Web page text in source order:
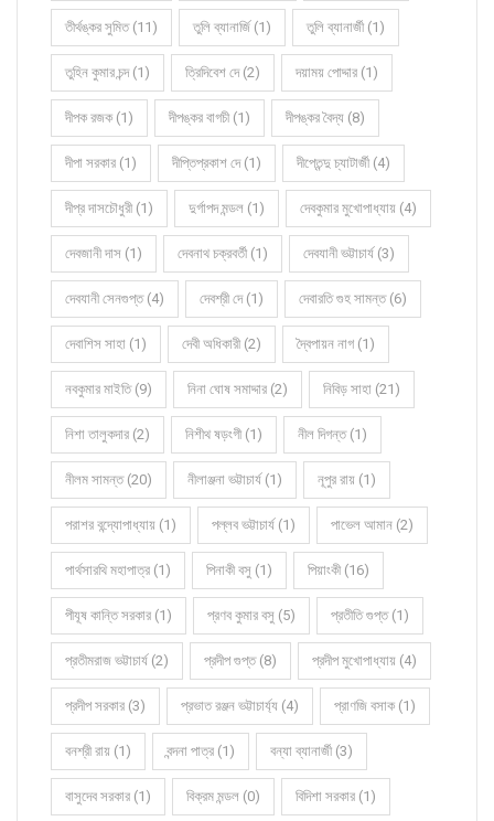
তীর্থঙ্কর সুমিত (11) তুলি ব্যানার্জি (1) তুলি ব্যানার্জী (1)
তুহিন কুমার চন্দ (1) ত্রিদিবেশ দে (2) দয়াময় পোদ্দার (1)
দীপক রজক (1) দীপঙ্কর বাগচী (1) দীপঙ্কর বৈদ্য (8)
দীপা সরকার (1) দীপ্তিপ্রকাশ দে (1) দীপ্তেন্দু চ্যাটার্জী (4)
দীপ্র দাসচৌধুরী (1) দুর্গাপদ মন্ডল (1) দেবকুমার মুখোপাধ্যায় (4)
দেবজানী দাস (1) দেবনাথ চক্রবর্তী (1) দেবযানী ভট্টাচার্য (3)
দেবযানী সেনগুপ্ত (4) দেবশ্রী দে (1) দেবারতি গুহ সামন্ত (6)
দেবাশিস সাহা (1) দেবী অধিকারী (2) দ্বৈপায়ন নাগ (1)
নবকুমার মাইতি (9) নিনা ঘোষ সমাদ্দার (2) নিবিড় সাহা (21)
নিশা তালুকদার (2) নিশীথ ষড়ংগী (1) নীল দিগন্ত (1)
নীলম সামন্ত (20) নীলাঞ্জনা ভট্টাচার্য (1) নূপুর রায় (1)
পরাশর বন্দ্যোপাধ্যায় (1) পল্লব ভট্টাচার্য (1) পাভেল আমান (2)
পার্থসারথি মহাপাত্র (1) পিনাকী বসু (1) পিয়াংকী (16)
পীযূষ কান্তি সরকার (1) প্রণব কুমার বসু (5) প্রতীতি গুপ্ত (1)
প্রতীমরাজ ভট্টাচার্য (2) প্রদীপ গুপ্ত (8) প্রদীপ মুখোপাধ্যায় (4)
প্রদীপ সরকার (3) প্রভাত রঞ্জন ভট্টাচার্য্য (4) প্রাণজি বসাক (1)
বনশ্রী রায় (1) বন্দনা পাত্র (1) বন্যা ব্যানার্জী (3)
বাসুদেব সরকার (1) বিক্রম মন্ডল (0) বিদিশা সরকার (1)